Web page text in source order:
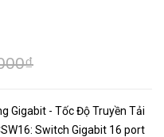
Gigabit - Tốc Độ Truyền Tải
16 port